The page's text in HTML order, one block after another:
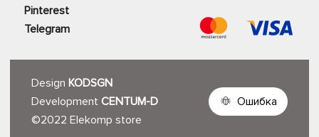
Pinterest
Telegram
Design KODSGN
Development CENTUM-D
©2022 Elekomp store
Ошибка